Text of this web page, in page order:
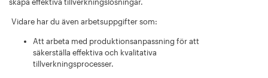
Vidare har du även arbetsuppgifter som:
Att arbeta med produktionsanpassning för att
säkerställa effektiva och kvalitativa
tillverkningsprocesser.